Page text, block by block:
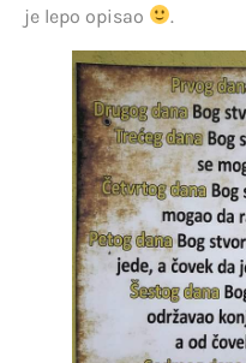
je lepo opisao
.